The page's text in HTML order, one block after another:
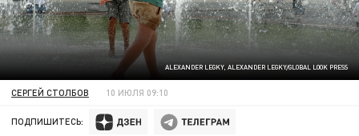
ALEXANDER LEGKY, ALEXANDER LEGKY/GLOBAL LOOK PRESS
СЕРГЕЙ СТОЛБОВ 10 ИЮЛЯ 09:10
ПОДПИШИТЕСЬ: